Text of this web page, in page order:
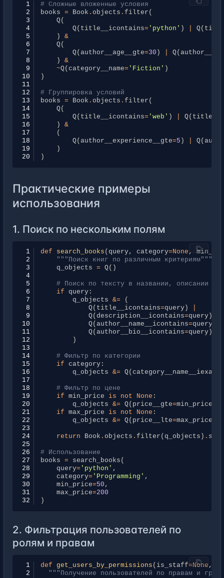
1
# Сложные вложенные условия
2
books = Book . objects . filter (
3
Q (
4
Q ( title__icontains= 'python' ) Q (
5
)
&
6
Q (
7
Q ( author__age__gte=30 ) Q (
8
)
&
9
~Q ( category__name= 'Fiction' )
10
)
11
12
# Группировка условий
13
books = Book . objects . filter (
14
Q (
15
Q ( title__icontains= 'web' ) Q (
16
)
&
17
(
18
Q ( author__experience__gte=5 ) Q (
19
)
20
)
Практические примеры
использования
1. Поиск по нескольким полям
1 def search_books ( query, category=None ,
2
"""Поиск книг по различным критериям"""
3
q_objects = Q ()
4
5
# Поиск по тексту в названии, описании и
6
if query:
7
q_objects &=
(
8
Q ( title__icontains=query)
9
Q ( description__icontains=query)
10
Q ( author__name__icontains=query
11
Q ( author__bio__icontains=query)
12
)
13
14
# Фильтр по категории
15
if category:
16
q_objects &= Q ( category__name__iexact
17
18
# Фильтр по цене
19
if min_price is not None :
20
q_objects &= Q ( price__gte=min_price
21
if max_price is not None :
22
q_objects &= Q ( price__lte=max_price
23
24
return Book . objects . filter ( q_objects ) .
25
26
# Использование
27
books = search_books (
28
query= 'python' ,
29
category= 'Programming' ,
30
min_price=50 ,
31
max_price=200
32
)
2. Фильтрация пользователей по
ролям и правам
1 def get_users_by_permissions ( is_staff=None ,
2
"""Получение пользователей по правам и